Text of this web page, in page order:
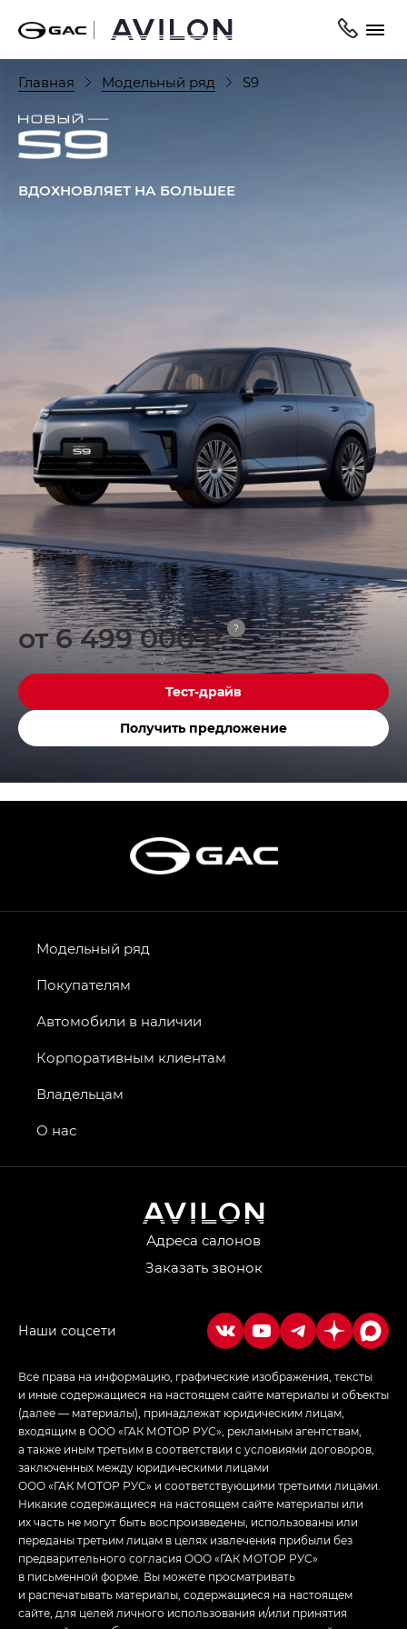
Главная Модельный ряд S9
ВДОХНОВЛЯЕТ НА БОЛЬШЕЕ
от 6 499 000 ₽ ?
Тест-драйв
Получить предложение
Адреса салонов
Заказать звонок
Модельный ряд
Покупателям
Автомобили в наличии
Корпоративным клиентам
Владельцам
О нас
Все права на информацию, графические изображения, тексты
и иные содержащиеся на настоящем сайте материалы и объекты
(далее — материалы), принадлежат юридическим лицам,
входящим в ООО «ГАК МОТОР РУС», рекламным агентствам,
а также иным третьим в соответствии с условиями договоров,
заключенных между юридическими лицами
ООО «ГАК МОТОР РУС» и соответствующими третьими лицами.
Никакие содержащиеся на настоящем сайте материалы или
их часть не могут быть воспроизведены, использованы или
переданы третьим лицам в целях извлечения прибыли без
предварительного согласия ООО «ГАК МОТОР РУС»
в письменной форме. Вы можете просматривать
и распечатывать материалы, содержащиеся на настоящем
сайте, для целей личного использования и/или принятия